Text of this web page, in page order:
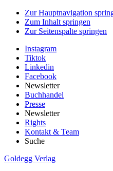
Zur Hauptnavigation
Zum Inhalt springen
Zur Seitenspalte springen
Instagram
Tiktok
Linkedin
Facebook
Newsletter
Buchhandel
Presse
Newsletter
Rights
Kontakt & Team
Suche
Goldegg Verlag